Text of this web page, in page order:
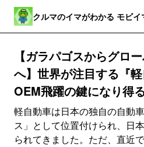
クルマのイマがわかる モビイ
【ガラパゴスからグロ
へ】世界が注目する『
OEM飛躍の鍵になり得
軽自動車は日本の独自の自動
ス」として位置付けられ、日
られてきました。ただ、直近